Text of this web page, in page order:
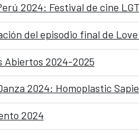
2024: Festival de cine
del episodio final de
Abiertos 2024-2025
2024: Homoplastic
2024